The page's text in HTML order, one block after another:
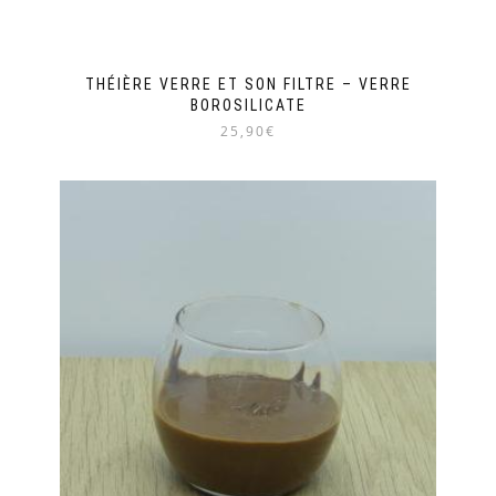
THÉIÈRE VERRE ET SON FILTRE – VERRE
BOROSILICATE
25,90€